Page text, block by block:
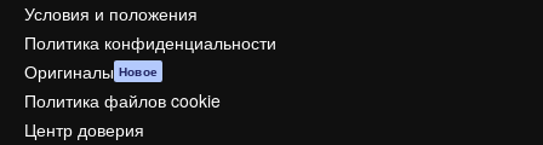
Условия и положения
Политика конфиденциальности
Оригиналы Новое
Политика файлов cookie
Центр доверия